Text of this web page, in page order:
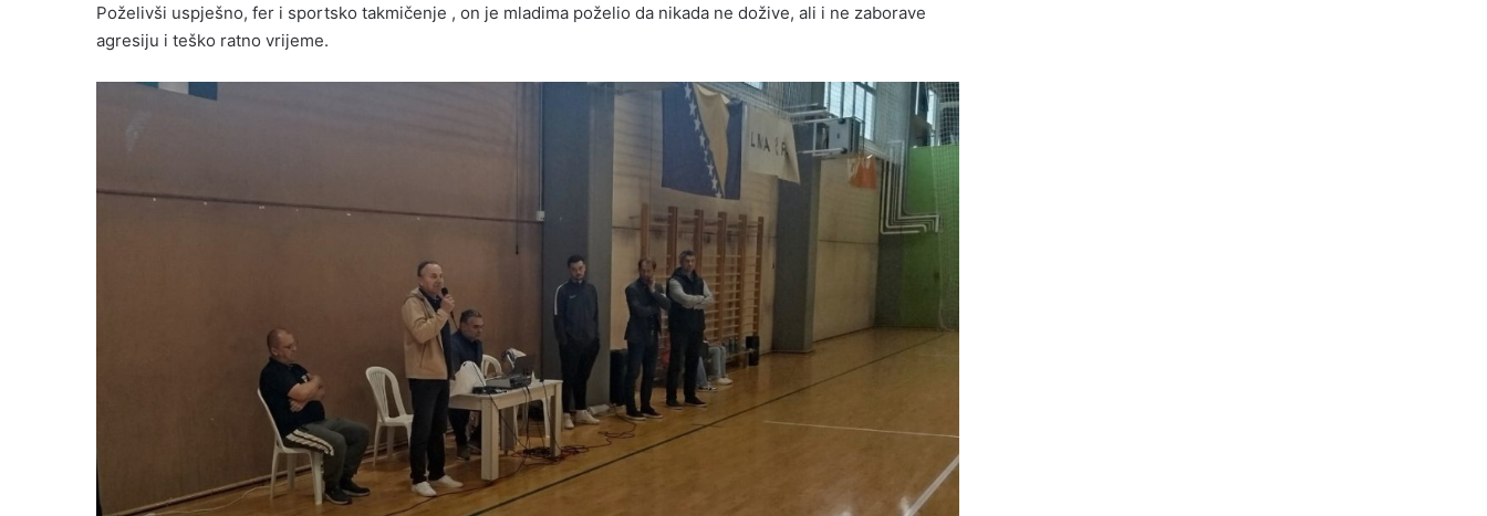
Poželivši uspješno, fer i sportsko takmičenje , on je mladima poželio da nikada ne dožive, ali i ne zaborave
agresiju i teško ratno vrijeme.